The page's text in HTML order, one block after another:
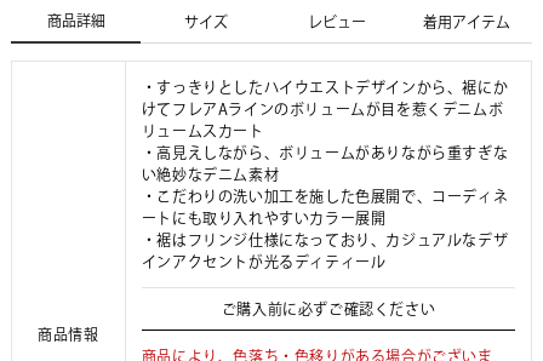
商品詳細 サイズ レビュー 着用アイテム
商品情報
・すっきりとしたハイウエストデザインから、裾にか
けてフレアAラインのボリュームが目を惹くデニムボ
リュームスカート
・高見えしながら、ボリュームがありながら重すぎな
い絶妙なデニム素材
・こだわりの洗い加工を施した色展開で、コーディネ
ートにも取り入れやすいカラー展開
・裾はフリンジ仕様になっており、カジュアルなデザ
インアクセントが光るディティール
ご購入前に必ずご確認ください
商品により、色落ち・色移りがある場合がございま